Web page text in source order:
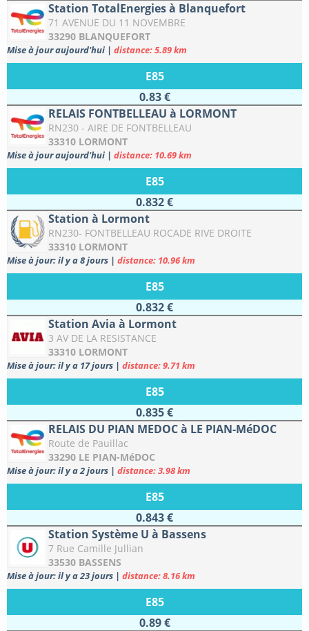
Station TotalEnergies à Blanquefort
71 AVENUE DU 11 NOVEMBRE
33290 BLANQUEFORT
Mise à jour aujourd'hui | distance: 5.89 km
E85
0.83 €
RELAIS FONTBELLEAU à LORMONT
RN230 - AIRE DE FONTBELLEAU
33310 LORMONT
Mise à jour aujourd'hui | distance: 10.69 km
E85
0.832 €
Station à Lormont
RN230- FONTBELLEAU ROCADE RIVE DROITE
33310 LORMONT
Mise à jour: il y a 8 jours | distance: 10.96 km
E85
0.832 €
Station Avia à Lormont
3 AV DE LA RESISTANCE
33310 LORMONT
Mise à jour: il y a 17 jours | distance: 9.71 km
E85
0.835 €
RELAIS DU PIAN MEDOC à LE PIAN-MéDOC
Route de Pauillac
33290 LE PIAN-MéDOC
Mise à jour: il y a 2 jours | distance: 3.98 km
E85
0.843 €
Station Système U à Bassens
7 Rue Camille Jullian
33530 BASSENS
Mise à jour: il y a 23 jours | distance: 8.16 km
E85
0.89 €